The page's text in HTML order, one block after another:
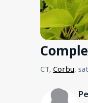
CT, Corbu, sat